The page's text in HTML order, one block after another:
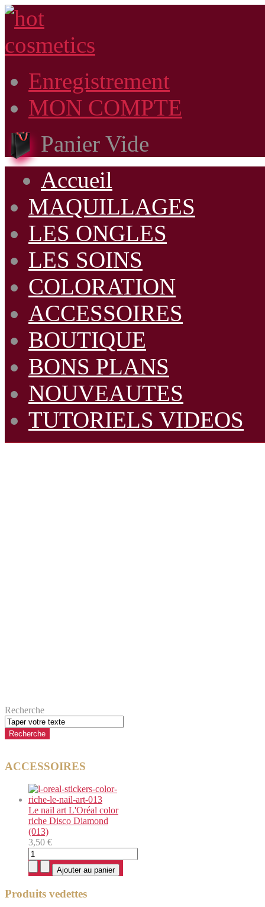
Enregistrement
MON COMPTE
Panier Vide
Accueil
MAQUILLAGES
LES ONGLES
LES SOINS
COLORATION
ACCESSOIRES
BOUTIQUE
BONS PLANS
NOUVEAUTES
TUTORIELS VIDEOS
Recherche
ACCESSOIRES
Le nail art L'Oréal color
riche Disco Diamond
(013)
3,50 €
Produits vedettes